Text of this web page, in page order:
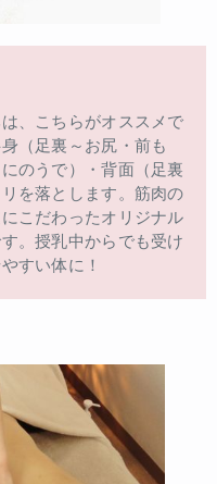
、こちらがオススメで
（足裏～お尻・前も
のうで）・背面（足裏
を落とします。筋肉の
こだわったオリジナル
。授乳中からでも受け
すい体に！